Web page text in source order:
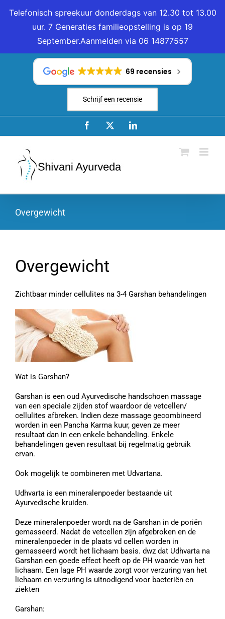
Telefonisch spreekuur donderdags van 12.30 tot 13.00
uur. 7 Generaties familieopstelling is op 19
September.Aanmelden via 06 14877557
69 recensies
Schrijf een recensie
Facebook LinkedIn
Overgewicht
Overgewicht
Zichtbaar minder cellulites na 3-4 Garshan behandelingen
Wat is Garshan?
Garshan is een oud Ayurvedische handschoen massage
van een speciale zijden stof waardoor de vetcellen/
cellulites afbreken. Indien deze massage gecombineerd
worden in een Pancha Karma kuur, geven ze meer
resultaat dan in een enkele behandeling. Enkele
behandelingen geven resultaat bij regelmatig gebruik
ervan.
Ook mogelijk te combineren met Udvartana.
Udhvarta is een mineralenpoeder bestaande uit
Ayurvedische kruiden.
Deze mineralenpoeder wordt na de Garshan in de poriën
gemasseerd. Nadat de vetcellen zijn afgebroken en de
mineralenpoeder in de plaats vd cellen worden in
gemasseerd wordt het lichaam basis. dwz dat Udhvarta na
Garshan een goede effect heeft op de PH waarde van het
lichaam. Een lage PH waarde zorgt voor verzuring van het
lichaam en verzuring is uitnodigend voor bacteriën en
ziekten
Garshan: